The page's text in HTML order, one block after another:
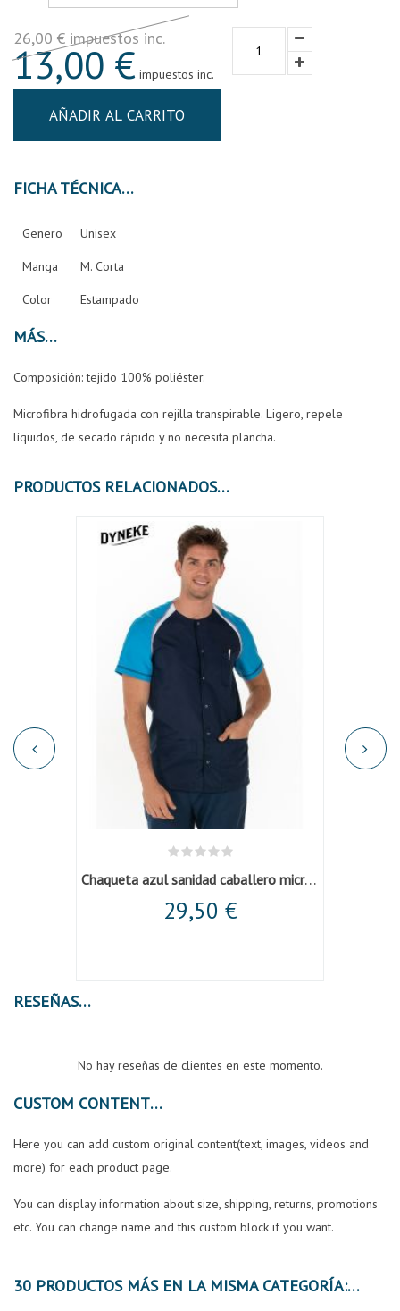
26,00 € impuestos inc.
13,00 € impuestos inc.
AÑADIR AL CARRITO
FICHA TÉCNICA
Genero Unisex
Manga M. Corta
Color Estampado
MÁS
Composición: tejido 100% poliéster.
Microfibra hidrofugada con rejilla transpirable. Ligero, repele
líquidos, de secado rápido y no necesita plancha.
PRODUCTOS RELACIONADOS
Chaqueta azul sanidad caballero microfibra
29,50 €
RESEÑAS
No hay reseñas de clientes en este momento.
CUSTOM CONTENT
Here you can add custom original content(text, images, videos and
more) for each product page.
You can display information about size, shipping, returns, promotions
etc. You can change name and this custom block if you want.
30 PRODUCTOS MÁS EN LA MISMA CATEGORÍA: